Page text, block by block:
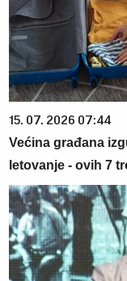
15. 07. 2026 07:44
Većina građana
letovanje - ovih 7